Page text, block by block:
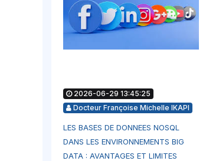
2026-06-29 13:45:25
Docteur Françoise Michelle IKAPI
LES BASES DE DONNEES NOSQL
DANS LES ENVIRONNEMENTS BIG
DATA : AVANTAGES ET LIMITES